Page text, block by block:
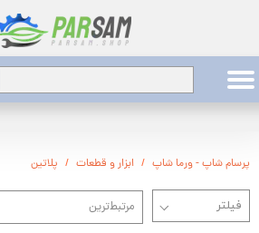
پرسام شاپ - ورما شاپ ابزار و قطعات پلاتین
مرتبط‌ترین